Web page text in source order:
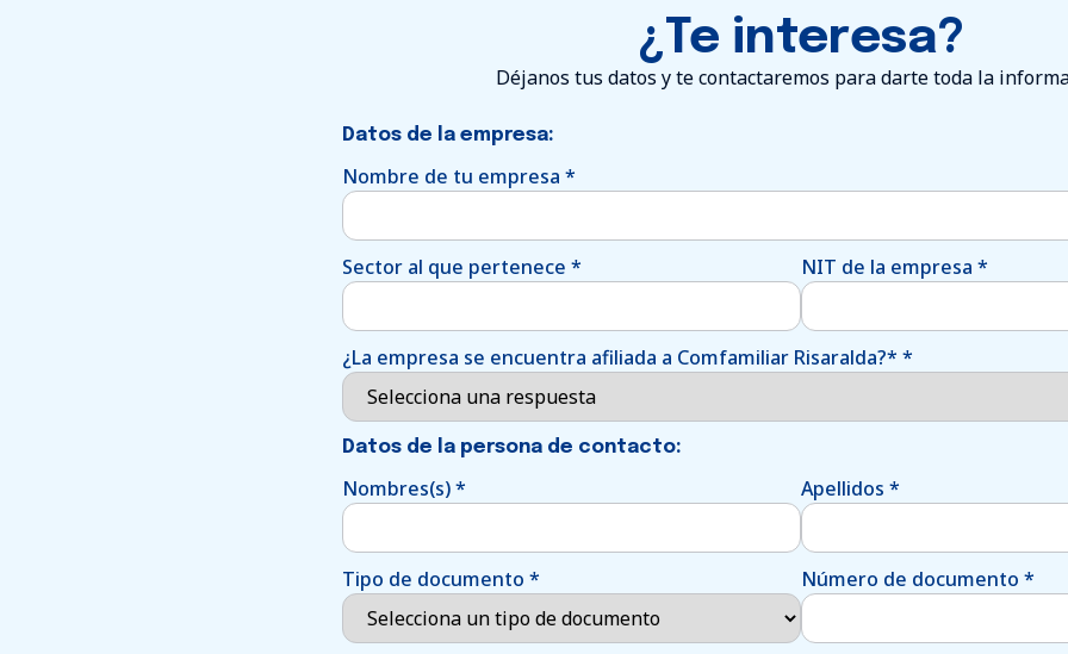
¿Te interesa?
Déjanos tus datos y te contactaremos para darte toda la
Datos de la empresa:
Nombre de tu empresa *
Sector al que pertenece * NIT de la empresa *
¿La empresa se encuentra afiliada a Comfamiliar Risaralda?* *
Datos de la persona de contacto:
Nombres(s)* Apellidos *
Tipo de documento * Número de documento *